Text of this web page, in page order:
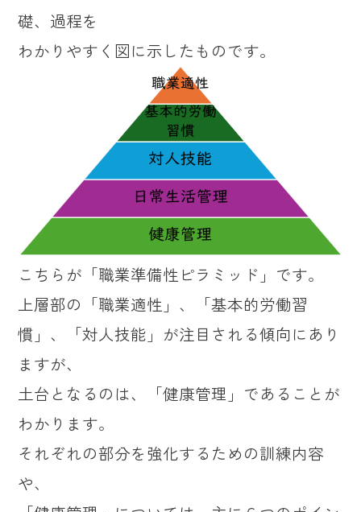
礎、過程を
わかりやすく図に示したものです。
こちらが「職業準備性ピラミッド」です。
上層部の「職業適性」、「基本的労働習
慣」、「対人技能」が注目される傾向にあり
ますが、
土台となるのは、「健康管理」であることが
わかります。
それぞれの部分を強化するための訓練内容
や、